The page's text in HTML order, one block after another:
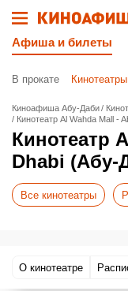
Афиша и билеты
В прокате Кинотеатры
Киноафиша Абу-Даби
Кинотеатр Al Wahda Mall -
Кинотеатр
Dhabi (Абу-
Все кинотеатры
О кинотеатре